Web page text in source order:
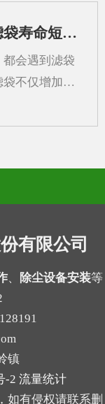
差异较大，
，而不是只
，常见问题
加外壳定型
向往往被锁
可能需要重
粉尘适合的
尘、细颗粒
武汉除尘设备厂家解析：滤袋寿命短，问题可能不在滤袋，而在气流分布
会遇到滤袋
不仅增加了
节奏，武汉
程中发现，
量，反复更
。一、气流
备内部气流
动的气流会
用的滤袋，
幅加快，很
例里，靠近
的两三倍，
带来的积灰
域的滤袋长
时间内集中
有限公司
、 除尘设备安装等
镇
-2 流量统计
如有侵权请联系删